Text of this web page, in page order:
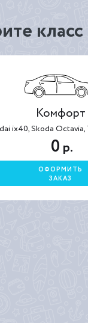
Комфорт
ix40, Skoda Octavia,
0 р.
ОФОРМИТЬ
ЗАКАЗ